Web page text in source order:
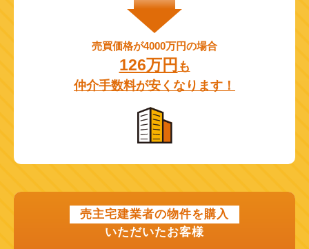
売買価格が4000万円の場合
126万円 も
仲介手数料が安くなります！
売主宅建業者の物件を購入
いただいたお客様